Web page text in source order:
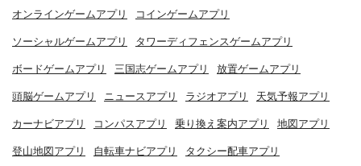
オンラインゲームアプリ コインゲームアプリ
ソーシャルゲームアプリ タワーディフェンスゲームアプリ
ボードゲームアプリ 三国志ゲームアプリ 放置ゲームアプリ
頭脳ゲームアプリ ニュースアプリ ラジオアプリ 天気予報アプリ
カーナビアプリ コンパスアプリ 乗り換え案内アプリ 地図アプリ
登山地図アプリ 自転車ナビアプリ タクシー配車アプリ